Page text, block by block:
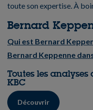
toute son expertise. À
Bernard
Qui est Bernard
Bernard Keppenne
Toutes les
KBC
Découvrir